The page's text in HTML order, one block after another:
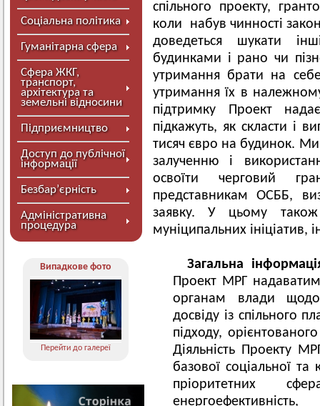
Соціальна політика
Гуманітарна сфера
Сфера ЖКГ,
транспорт,
архітектура та
земельні відносини
Підприємництво
Доступ до публічної
інформації
Безбар’єрність
Адміністративна
процедура
Випадкове фото
Перейти до галереї
спільного проекту,
коли набув чинності
доведеться шукати
будинками і рано чи
утримання брати на
утримання їх в
підтримку Проект
підкажуть, як скласти і
тисяч євро на будинок.
залученню і
освоїти черговий
представникам ОСББ,
заявку. У цьому також
муніципальних ініціатив,
Загальна
Проект МРГ
органам влади
досвіду із спільного
підходу,
Діяльність Проекту
базової соціальної та
пріоритетних